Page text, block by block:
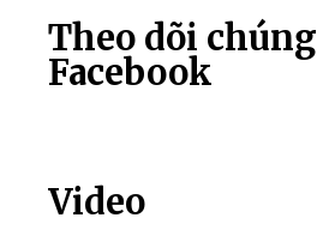
Theo dõi
Facebook
Video